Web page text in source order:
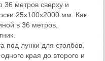
метров сверху и
25х100х2000 мм. Как
в 36 метров,
под лунки для столбов.
края до второго и